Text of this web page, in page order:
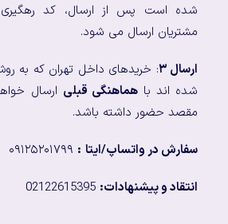
شده است پس از ارسال، کد
مشتریان ارسال می شود.
ارسال ۳
: خریدهای داخل تهران که به
شده اند باهماهنگی قبلی ارسال
مقصد حضور داشته باشد.
سفارش در واتساپ/ایتا :
انتقاد و پیشنهادات: